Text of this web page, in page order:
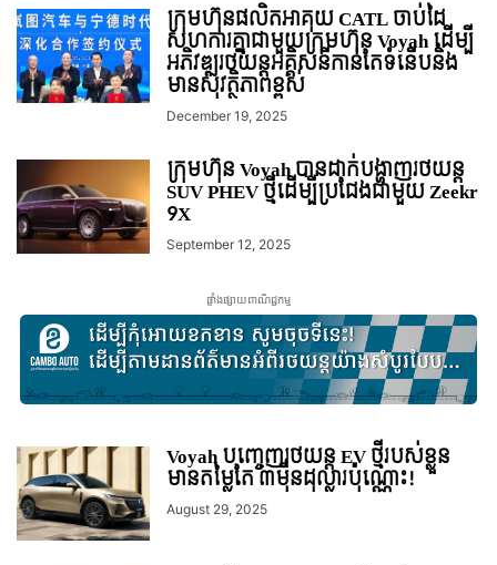
ក្រុមហ៊ុនផលិតអាគុយ CATL ចាប់ដៃ
សហការគ្នាជាមួយក្រុមហ៊ុន Voyah ដើម្បី
អភិវឌ្ឍរថយន្ដអគ្គិសនីកាន់តែទំនើបនិង
មានសុវត្ថិភាពខ្ពស់
December 19, 2025
ក្រុមហ៊ុន Voyah បានដាក់បង្ហាញរថយន្ត
SUV PHEV ថ្មីដើម្បីប្រជែងជាមួយ Zeekr
9X
September 12, 2025
ផ្ទាំងផ្សាយពាណិជ្ជកម្ម
Voyah បញ្ចេញរថយន្ត EV ថ្មីរបស់ខ្លួន
មានតម្លៃតែ ៣ម៉ឺនដុល្លារប៉ុណ្ណោះ!
August 29, 2025